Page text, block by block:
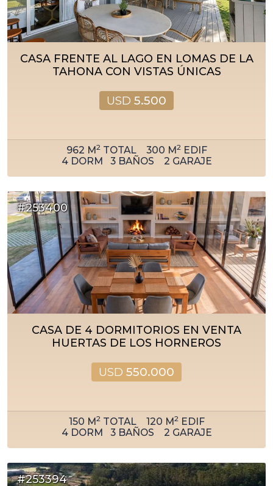
CASA FRENTE AL LAGO EN LOMAS DE LA
TAHONA CON VISTAS ÚNICAS
USD 5.500
962 M2TOTAL 300 M2EDIF
4DORM 3BAÑOS 2 GARAJE
#253400
CASA DE 4 DORMITORIOS EN VENTA
HUERTAS DE LOS HORNEROS
USD 550.000
150 M2TOTAL 120 M2EDIF
4DORM 3BAÑOS 2 GARAJE
#253394